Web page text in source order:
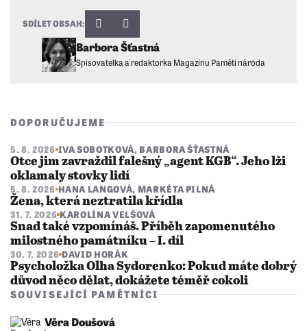
Barbora Šťastná
Spisovatelka a redaktorka Magazínu Paměti národa
SDÍLET OBSAH:
DOPORUČUJEME
5. 8. 2026 IVA SOBOTKOVÁ, BARBORA ŠŤASTNÁ
Otce jim zavraždil falešný „agent KGB“. Jeho lži
oklamaly stovky lidí
5. 8. 2026 HANA LANGOVÁ, MARKÉTA PILNÁ
Žena, která neztratila křídla
31. 7. 2026 KAROLÍNA VELŠOVÁ
Snad také vzpomínáš. Příběh zapomenutého
milostného památníku – I. díl
30. 7. 2026 DAVID HORÁK
Psycholožka Olha Sydorenko: Pokud máte dobrý
důvod něco dělat, dokážete téměř cokoli
SOUVISEJÍCÍ PAMĚTNÍCI
Věra Doušová